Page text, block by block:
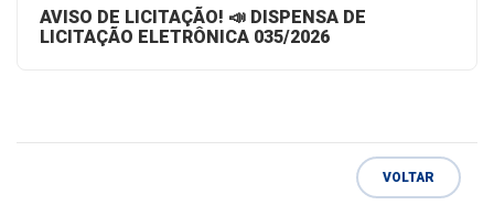
AVISO DE LICITAÇÃO! 📣 DISPENSA DE
LICITAÇÃO ELETRÔNICA 035/2026
VOLTAR